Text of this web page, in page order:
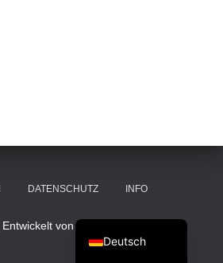
DATENSCHUTZ INFO
Entwickelt vonThemeIsle
Deutsch